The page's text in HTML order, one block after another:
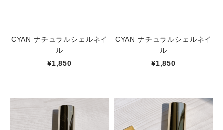
CYAN ナチュラルシェルネイ
ル
¥1,850
CYAN ナチュラルシェルネイ
ル
¥1,850